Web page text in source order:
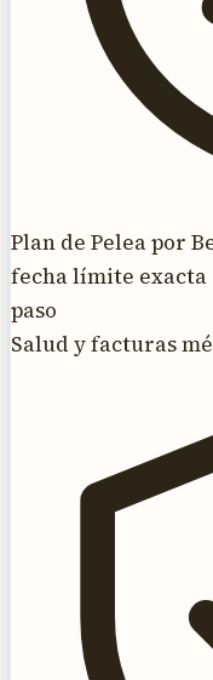
Plan de Pelea por
fecha límite exacta
paso
Salud y facturas